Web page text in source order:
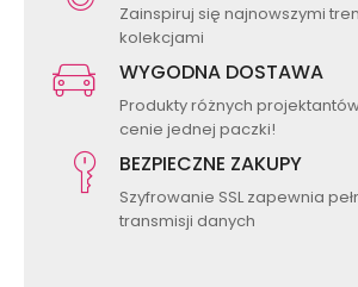
Zainspiruj się najnowszymi
kolekcjami
WYGODNA DOSTAWA
Produkty różnych
cenie jednej paczki!
BEZPIECZNE ZAKUPY
Szyfrowanie SSL zapewnia
transmisji danych